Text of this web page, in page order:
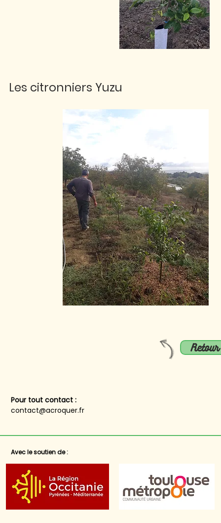
Les citronniers Yuzu
Pour tout contact :
contact@acroquer.fr
Avec le soutien de :